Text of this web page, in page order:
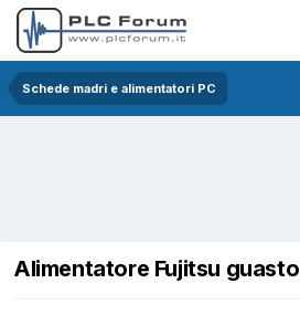
Schede madri e alimentatori PC
Alimentatore Fujitsu guasto